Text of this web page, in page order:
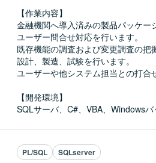
【作業内容】
金融機関へ導入済みの製品パッケー
ユーザー問合せ対応を行います。
既存機能の調査および変更調査の把
設計、製造、試験を行います。
ユーザーや他システム担当との打合
【開発環境】
SQLサーバ、C#、VBA、Windows
PL/SQL SQLserver